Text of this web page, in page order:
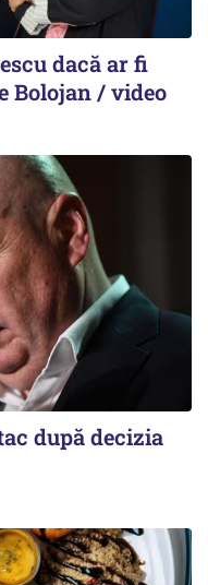
dacă ar fi
Bolojan / video
după decizia